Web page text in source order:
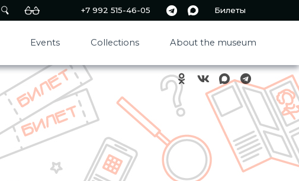
+7 992 515-46-05 Билеты
Events Collections About the museum